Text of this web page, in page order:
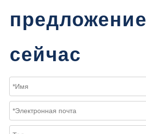
предложение
сейчас